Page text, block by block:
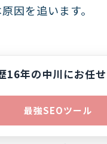
因を追います。
の特有リスク
はパラメータ、
覧ページなどが
16年の中川にお任せ
最強SEOツール